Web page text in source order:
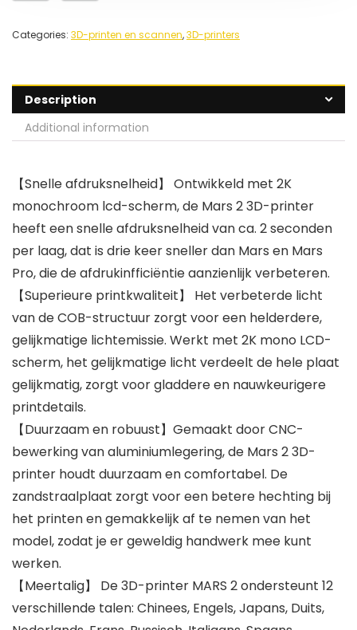
Categories: 3D-printen en scannen,3D-printers
Description
Additional information
【Snelle afdruksnelheid】 Ontwikkeld met 2K
monochroom lcd-scherm, de Mars 2 3D-printer
heeft een snelle afdruksnelheid van ca. 2 seconden
per laag, dat is drie keer sneller dan Mars en Mars
Pro, die de afdrukinfficiëntie aanzienlijk verbeteren.
【Superieure printkwaliteit】 Het verbeterde licht
van de COB-structuur zorgt voor een helderdere,
gelijkmatige lichtemissie. Werkt met 2K mono LCD-
scherm, het gelijkmatige licht verdeelt de hele plaat
gelijkmatig, zorgt voor gladdere en nauwkeurigere
printdetails.
【Duurzaam en robuust】Gemaakt door CNC-
bewerking van aluminiumlegering, de Mars 2 3D-
printer houdt duurzaam en comfortabel. De
zandstraalplaat zorgt voor een betere hechting bij
het printen en gemakkelijk af te nemen van het
model, zodat je er geweldig handwerk mee kunt
werken.
【Meertalig】 De 3D-printer MARS 2 ondersteunt 12
verschillende talen: Chinees, Engels, Japans, Duits,